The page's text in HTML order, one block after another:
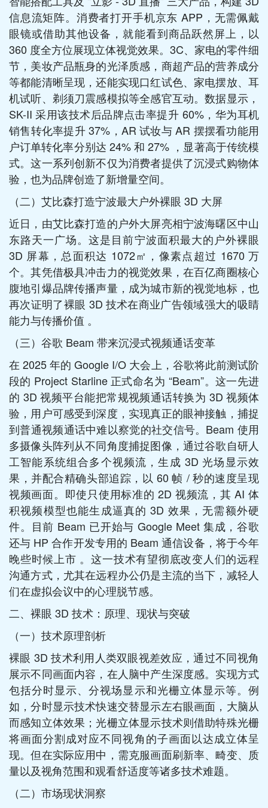
信息流矩阵。消费者打开手机京东 APP，无需佩戴
眼镜或借助其他设备，就能看到商品跃然屏上，以
360 度全方位展现立体视觉效果。3C、家电的零件细
节，美妆产品瓶身的光泽质感，商超产品的营养成分
等都能清晰呈现，还能实现口红试色、家电摆放、耳
机试听、剃须刀震感模拟等全感官互动。数据显示，
SK-II 采用该技术后品牌点击率提升 60%，华为耳机
销售转化率提升 37%，AR 试妆与 AR 摆摆看功能用
户订单转化率分别达 24% 和 27% ，显著高于传统模
式。这一系列创新不仅为消费者提供了沉浸式购物体
验，也为品牌创造了新增量空间。​
（二）艾比森打造宁波最大户外裸眼 3D 大屏​
近日，由艾比森打造的户外大屏亮相宁波海曙区中山
东路天一广场。这是目前宁波面积最大的户外裸眼
3D 屏幕，总面积达 1072㎡，像素点超过 1670 万
个。其凭借极具冲击力的视觉效果，在百亿商圈核心
腹地引爆品牌传播声量，成为城市新的视觉地标，也
再次证明了裸眼 3D 技术在商业广告领域强大的吸睛
能力与传播价值 。​
（三）谷歌 Beam 带来沉浸式视频通话变革​
在 2025 年的 Google I/O 大会上，谷歌将此前测试阶
段的 Project Starline 正式命名为 “Beam”。这一先进
的 3D 视频平台能把常规视频通话转换为 3D 视频体
验，用户可感受到深度，实现真正的眼神接触，捕捉
到普通视频通话中难以察觉的社交信号。Beam 使用
多摄像头阵列从不同角度捕捉图像，通过谷歌自研人
工智能系统组合多个视频流，生成 3D 光场显示效
果，并配合精确头部追踪，以 60 帧 / 秒的速度呈现
视频画面。即使只使用标准的 2D 视频流，其 AI 体
积视频模型也能生成逼真的 3D 效果，无需额外硬
件。目前 Beam 已开始与 Google Meet 集成，谷歌
还与 HP 合作开发专用的 Beam 通信设备，将于今年
晚些时候上市 。这一技术有望彻底改变人们的远程
沟通方式，尤其在远程办公仍是主流的当下，减轻人
们在虚拟会议中的心理脱节感。​
二、裸眼 3D 技术：原理、现状与突破​
（一）技术原理剖析​
裸眼 3D 技术利用人类双眼视差效应，通过不同视角
展示不同画面内容，在人脑中产生深度感。实现方式
包括分时显示、分视场显示和光栅立体显示等。例
如，分时显示技术快速交替显示左右眼画面，大脑从
而感知立体效果；光栅立体显示技术则借助特殊光栅
将画面分割成对应不同视角的子画面以达成立体呈
现。但在实际应用中，需克服画面刷新率、畸变、质
量以及视角范围和观看舒适度等诸多技术难题。​
（二）市场现状洞察​